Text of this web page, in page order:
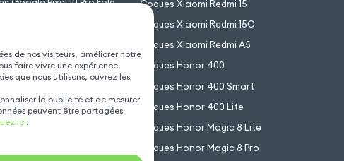
Google Pixel 10
Coques Xiaomi Redmi 15
Coques Xiaomi Redmi 15C
Coques Xiaomi Redmi A5
Coques Honor 400
Coques Honor 400 Smart
Coques Honor 400 Lite
Coques Honor Magic 8 Lite
Coques Honor Magic 8 Pro
de nos visiteurs, améliorer notre
faire vivre une expérience
que nous utilisons, ouvrez les
la publicité et de mesurer
peuvent être partagées
ici.